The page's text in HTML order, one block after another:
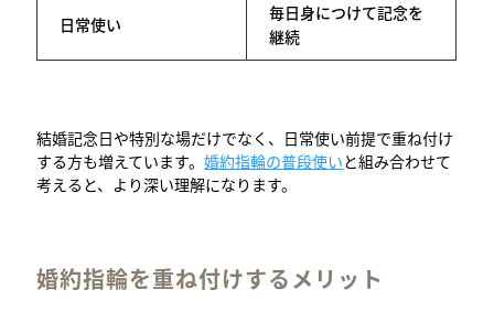
日常使い
毎日身につけて記念を
継続
結婚記念日や特別な場だけでなく、日常使い前提で重ね付け
する方も増えています。婚約指輪の普段使いと組み合わせて
考えると、より深い理解になります。
婚約指輪を重ね付けするメリット